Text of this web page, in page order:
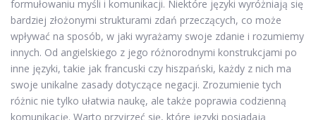
formułowaniu myśli i komunikacji. Niektóre języki wyróżniają się
bardziej złożonymi strukturami zdań przeczących, co może
wpływać na sposób, w jaki wyrażamy swoje zdanie i rozumiemy
innych. Od angielskiego z jego różnorodnymi konstrukcjami po
inne języki, takie jak francuski czy hiszpański, każdy z nich ma
swoje unikalne zasady dotyczące negacji. Zrozumienie tych
różnic nie tylko ułatwia naukę, ale także poprawia codzienną
komunikację. Warto przyjrzeć się, które języki posiadają